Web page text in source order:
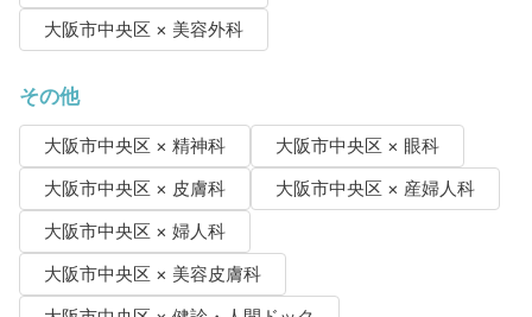
大阪市中央区 × 美容外科
その他
大阪市中央区 × 精神科
大阪市中央区 × 眼科
大阪市中央区 × 皮膚科
大阪市中央区 × 産婦人科
大阪市中央区 × 婦人科
大阪市中央区 × 美容皮膚科